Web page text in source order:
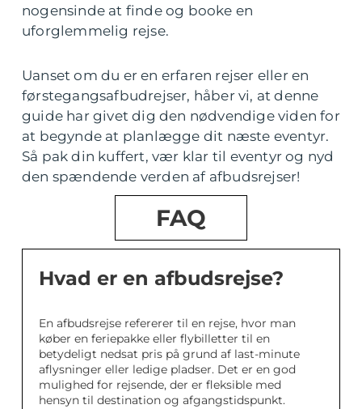
nogensinde at finde og booke en
uforglemmelig rejse.
Uanset om du er en erfaren rejser eller en
førstegangsafbudrejser, håber vi, at denne
guide har givet dig den nødvendige viden for
at begynde at planlægge dit næste eventyr.
Så pak din kuffert, vær klar til eventyr og nyd
den spændende verden af afbudsrejser!
FAQ
Hvad er en afbudsrejse?
En afbudsrejse refererer til en rejse, hvor man
køber en feriepakke eller flybilletter til en
betydeligt nedsat pris på grund af last-minute
aflysninger eller ledige pladser. Det er en god
mulighed for rejsende, der er fleksible med
hensyn til destination og afgangstidspunkt.